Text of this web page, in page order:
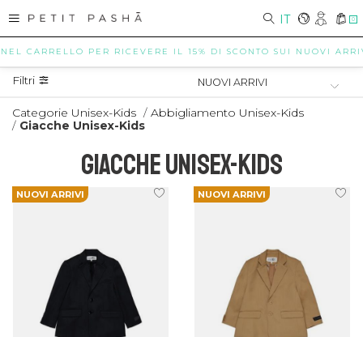
IT 0
CARRELLO PER RICEVERE IL 15% DI SCONTO SUI NUOVI ARRIVI
Filtri
Categorie Unisex-Kids / Abbigliamento Unisex-Kids
/ Giacche Unisex-Kids
GIACCHE UNISEX-KIDS
NUOVI ARRIVI NUOVI ARRIVI